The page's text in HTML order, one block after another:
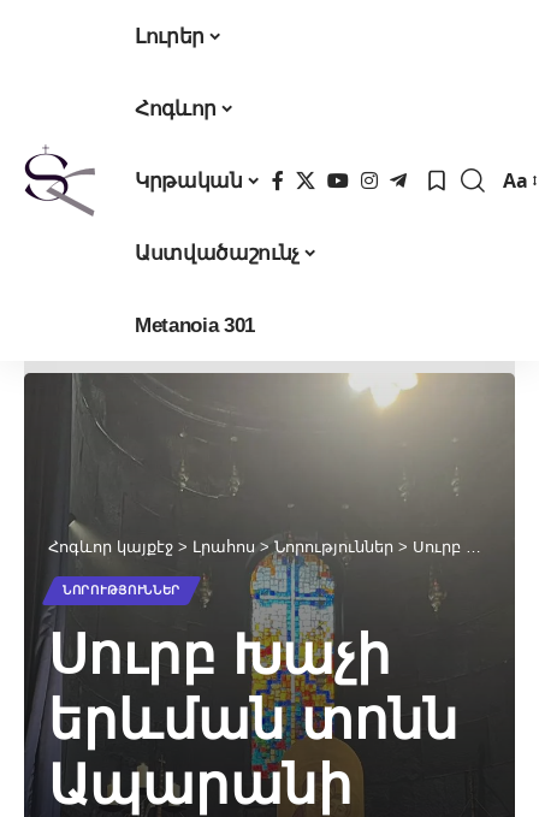
Լուրեր
Հոգևոր
Կրթական
Աստվածաշունչ
Metanoia 301
Aa
Հոգևոր կայքէջ > Լրահոս> Նորություններ > Սուրբ Խաչի երևման տոնն Ապարանի Սուրբ Խաչ եկեղեցում (նկարներ)
ՆՈՐՈՒԹՅՈՒՆՆԵՐ
Սուրբ Խաչի
երևման տոնն
Ապարանի